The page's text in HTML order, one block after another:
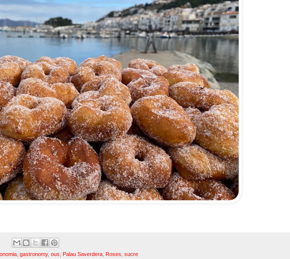
gastronomy, ous Palau Saverdera Roses sucre